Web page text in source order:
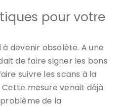
pour votre
devenir obsolète. A une
de faire signer les bons
suivre les scans à la
mesure venait déjà
de la